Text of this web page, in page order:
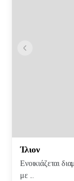
Ίλιον
Ενοικιάζεται
με ...